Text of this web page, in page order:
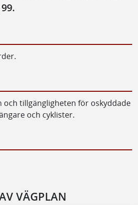
och tillgängligheten för oskyddade
och cyklister.
VÄGPLAN